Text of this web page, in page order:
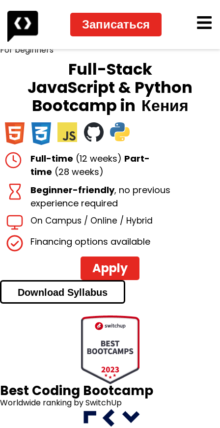
Записаться
For beginners
Full-Stack
JavaScript & Python
Bootcamp in Кения
Full-time (12 weeks) Part-
time (28 weeks)
Beginner-friendly, no previous
experience required
On Campus / Online / Hybrid
Financing options available
Apply
Download Syllabus
Best Coding Bootcamp
Worldwide ranking by SwitchUp